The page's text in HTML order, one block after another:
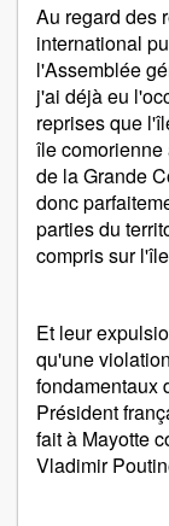
Au regard des
international
l'Assemblée
j'ai déjà eu
reprises que
île comorienne
de la Grande
donc
parties du
compris sur
Et leur
qu'une
fondamentaux
Président
fait à Mayotte
Vladimir